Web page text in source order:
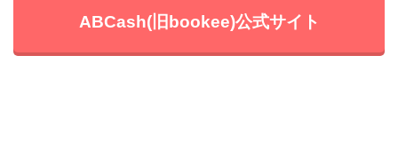
ABCash(旧bookee)公式サイト